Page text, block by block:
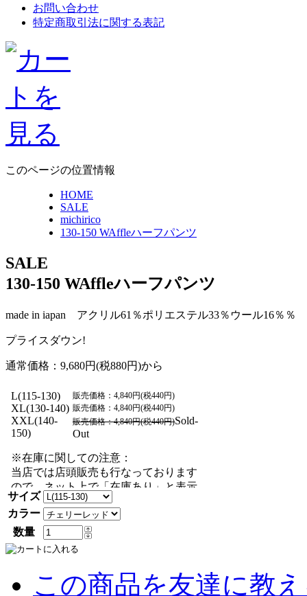
お問い合わせ
特定商取引法に関する表記
このページの位置情報
HOME
SALE
michirico
130-150 WAffleハーフパンツ
SALE
130-150 WAffleハーフパンツ
made in iapan アクリル61％ポリエステル33％ウール16％％
プライスダウン!
通常価格：9,680円(税880円)から
サイズ
カラー
数量
この商品を友達に教